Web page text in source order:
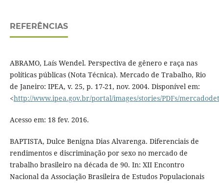
REFERÊNCIAS
ABRAMO, Laís Wendel. Perspectiva de gênero e raça nas
políticas públicas (Nota Técnica). Mercado de Trabalho, Rio
de Janeiro: IPEA, v. 25, p. 17-21, nov. 2004. Disponível em:
<http://www.ipea.gov.br/portal/images/stories/PDFs/
Acesso em: 18 fev. 2016.
BAPTISTA, Dulce Benigna Dias Alvarenga. Diferenciais de
rendimentos e discriminação por sexo no mercado de
trabalho brasileiro na década de 90. In: XII Encontro
Nacional da Associação Brasileira de Estudos Populacionais